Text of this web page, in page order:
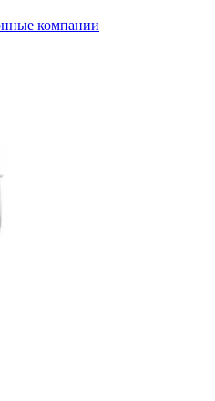
компании